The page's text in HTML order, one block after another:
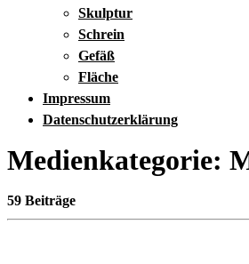
Skulptur
Schrein
Gefäß
Fläche
Impressum
Datenschutzerklärung
Medienkategorie:
59 Beiträge